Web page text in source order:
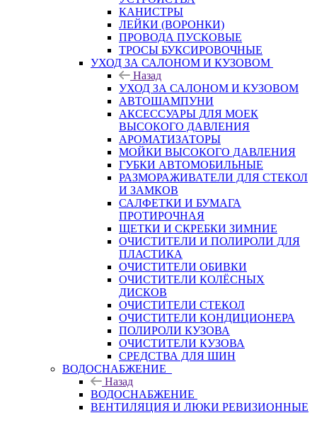
КАНИСТРЫ
ЛЕЙКИ (ВОРОНКИ)
ПРОВОДА ПУСКОВЫЕ
ТРОСЫ БУКСИРОВОЧНЫЕ
УХОД ЗА САЛОНОМ И КУЗОВОМ
Назад
УХОД ЗА САЛОНОМ И КУЗОВОМ
АВТОШАМПУНИ
АКСЕССУАРЫ ДЛЯ МОЕК
ВЫСОКОГО ДАВЛЕНИЯ
АРОМАТИЗАТОРЫ
МОЙКИ ВЫСОКОГО ДАВЛЕНИЯ
ГУБКИ АВТОМОБИЛЬНЫЕ
РАЗМОРАЖИВАТЕЛИ ДЛЯ СТЕКОЛ
И ЗАМКОВ
САЛФЕТКИ И БУМАГА
ПРОТИРОЧНАЯ
ЩЕТКИ И СКРЕБКИ ЗИМНИЕ
ОЧИСТИТЕЛИ И ПОЛИРОЛИ ДЛЯ
ПЛАСТИКА
ОЧИСТИТЕЛИ ОБИВКИ
ОЧИСТИТЕЛИ КОЛЁСНЫХ
ДИСКОВ
ОЧИСТИТЕЛИ СТЕКОЛ
ОЧИСТИТЕЛИ КОНДИЦИОНЕРА
ПОЛИРОЛИ КУЗОВА
ОЧИСТИТЕЛИ КУЗОВА
СРЕДСТВА ДЛЯ ШИН
ВОДОСНАБЖЕНИЕ
Назад
ВОДОСНАБЖЕНИЕ
ВЕНТИЛЯЦИЯ И ЛЮКИ РЕВИЗИОННЫЕ